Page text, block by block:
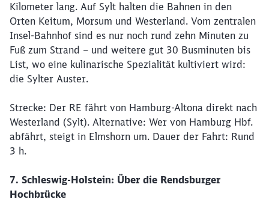
Kilometer lang. Auf Sylt halten die Bahnen in den
Orten Keitum, Morsum und Westerland. Vom zentralen
Insel-Bahnhof sind es nur noch rund zehn Minuten zu
Fuß zum Strand – und weitere gut 30 Busminuten bis
List, wo eine kulinarische Spezialität kultiviert wird:
die Sylter Auster.
Strecke: Der RE fährt von Hamburg-Altona direkt nach
Westerland (Sylt). Alternative: Wer von Hamburg Hbf.
abfährt, steigt in Elmshorn um. Dauer der Fahrt: Rund
3 h.
7. Schleswig-Holstein: Über die Rendsburger
Hochbrücke